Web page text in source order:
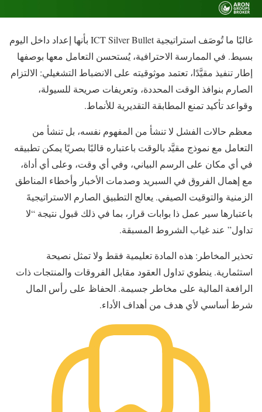
غالبًا ما تُوصَف استراتيجية ICT Silver Bullet بأنها إعداد داخل اليوم
بسيط. في الممارسة الاحترافية، يُستحسن التعامل معها بوصفها
إطار تنفيذ مقيَّدًا، تعتمد موثوقيته على الانضباط التشغيلي: الالتزام
الصارم بنوافذ الوقت المحددة، وتعريفات صريحة للسيولة،
وقواعد تأكيد تمنع المطابقة التقديرية للأنماط.
معظم حالات الفشل لا تنشأ من المفهوم نفسه، بل تنشأ من
التعامل مع نموذج مقيَّد بالوقت باعتباره قالبًا بصريًا يمكن تطبيقه
في أي مكان على الرسم البياني، وفي أي وقت، وعلى أي أداة،
مع إهمال الفروق في السبريد وصدمات الأخبار وأخطاء المناطق
الزمنية والتوقيت الصيفي. يعالج التطبيق الصارم الاستراتيجيةَ
باعتبارها سير عمل ذا بوابات قرار، بما في ذلك قبول نتيجة “لا
تداول” عند غياب الشروط المسبقة.
تحذير المخاطر: هذه المادة تعليمية فقط ولا تمثل نصيحة
استثمارية. ينطوي تداول العقود مقابل الفروقات والمنتجات ذات
الرافعة المالية على مخاطر جسيمة. الحفاظ على رأس المال
شرط أساسي لأي هدف من أهداف الأداء.